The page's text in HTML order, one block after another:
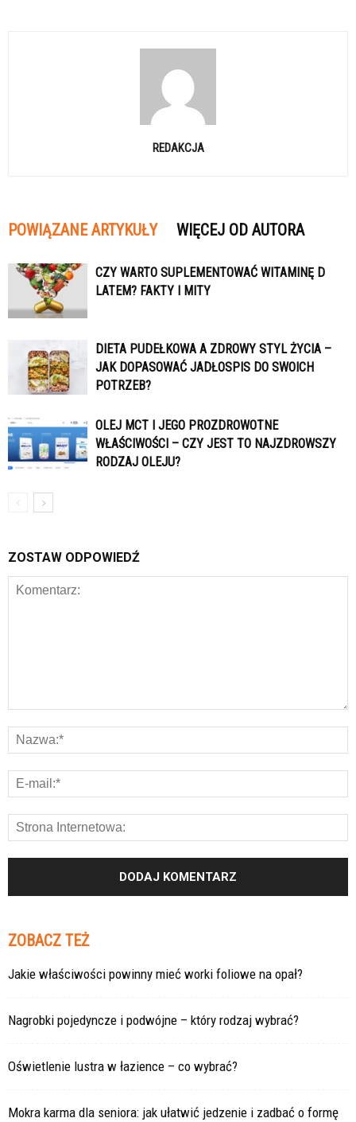
REDAKCJA
POWIĄZANE ARTYKUŁY WIĘCEJ OD AUTORA
CZY WARTO SUPLEMENTOWAĆ WITAMINĘ D
LATEM? FAKTY I MITY
DIETA PUDEŁKOWA A ZDROWY STYL ŻYCIA –
JAK DOPASOWAĆ JADŁOSPIS DO SWOICH
POTRZEB?
OLEJ MCT I JEGO PROZDROWOTNE
WŁAŚCIWOŚCI – CZY JEST TO NAJZDROWSZY
RODZAJ OLEJU?
ZOSTAW ODPOWIEDŹ
ZOBACZ TEŻ
Jakie właściwości powinny mieć worki foliowe na opał?
Nagrobki pojedyncze i podwójne – który rodzaj wybrać?
Oświetlenie lustra w łazience – co wybrać?
Mokra karma dla seniora: jak ułatwić jedzenie i zadbać o formę